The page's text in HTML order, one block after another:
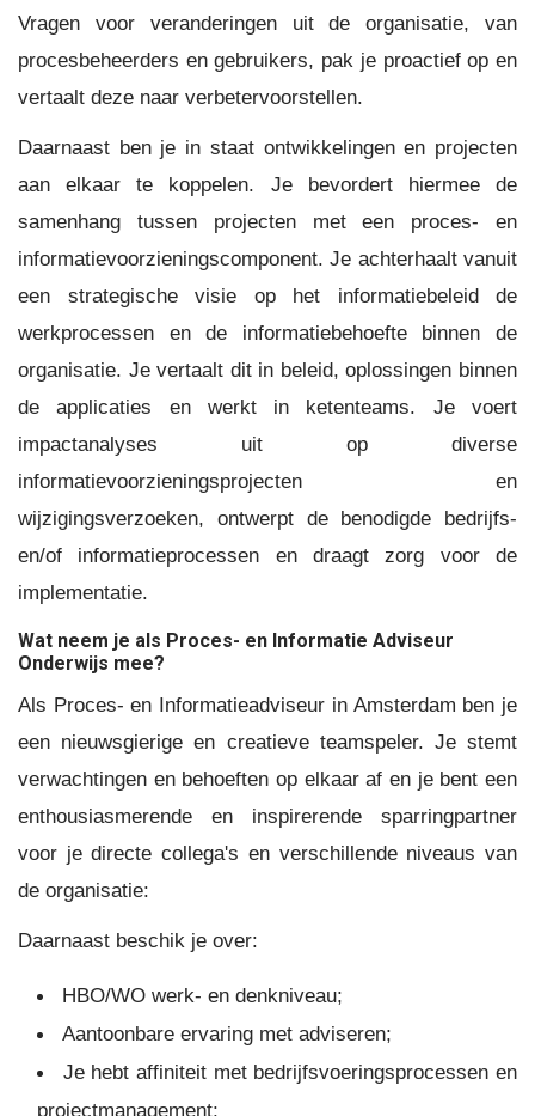
Vragen voor veranderingen uit de organisatie, van
procesbeheerders en gebruikers, pak je proactief op en
vertaalt deze naar verbetervoorstellen.
Daarnaast ben je in staat ontwikkelingen en projecten
aan elkaar te koppelen. Je bevordert hiermee de
samenhang tussen projecten met een proces- en
informatievoorzieningscomponent. Je achterhaalt vanuit
een strategische visie op het informatiebeleid de
werkprocessen en de informatiebehoefte binnen de
organisatie. Je vertaalt dit in beleid, oplossingen binnen
de applicaties en werkt in ketenteams. Je voert
impactanalyses uit op diverse
informatievoorzieningsprojecten en
wijzigingsverzoeken, ontwerpt de benodigde bedrijfs-
en/of informatieprocessen en draagt zorg voor de
implementatie.
Wat neem je als Proces- en Informatie Adviseur
Onderwijs mee?
Als Proces- en Informatieadviseur in Amsterdam ben je
een nieuwsgierige en creatieve teamspeler. Je stemt
verwachtingen en behoeften op elkaar af en je bent een
enthousiasmerende en inspirerende sparringpartner
voor je directe collega's en verschillende niveaus van
de organisatie:
Daarnaast beschik je over:
HBO/WO werk- en denkniveau;
Aantoonbare ervaring met adviseren;
Je hebt affiniteit met bedrijfsvoeringsprocessen en
projectmanagement;